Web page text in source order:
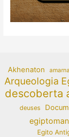
Akhenaton amarna
Arqueologia
descoberta
deuses
Egito